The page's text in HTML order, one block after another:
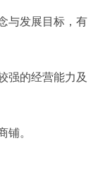
与发展目标，有
强的经营能力及
铺。